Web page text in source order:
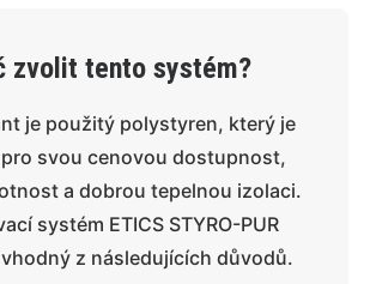
zvolit tento systém?
je použitý polystyren, který je
svou cenovou dostupnost,
a dobrou tepelnou izolaci.
systém ETICS STYRO-PUR
z následujících důvodů.